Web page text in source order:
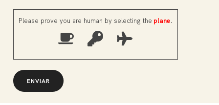
Please prove you are human by selecting the plane.